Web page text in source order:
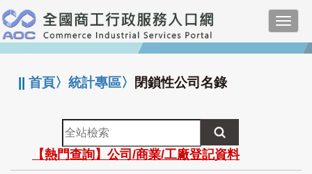
跳
到
主
要
:::
||首頁〉統計專區〉 閉鎖性公司名錄
全
站
檢
索
【熱門查詢】公司/商業/工廠登記資料